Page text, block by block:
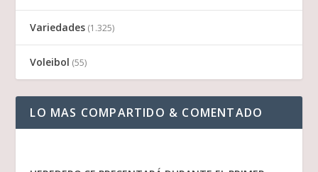
Variedades (1.325)
Voleibol (55)
LO MAS COMPARTIDO & COMENTADO